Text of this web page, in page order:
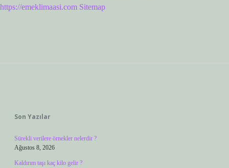
https://emeklimaasi.com Sitemap
Son Yazılar
Sürekli verilere örnekler nelerdir ?
Ağustos 8, 2026
Kaldırım taşı kaç kilo gelir ?